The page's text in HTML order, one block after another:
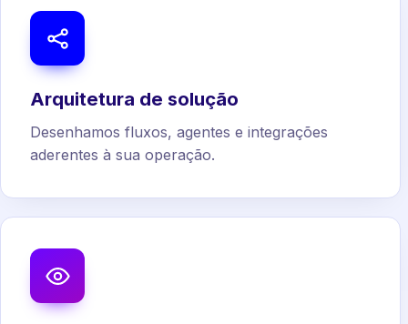
Arquitetura de solução
Desenhamos fluxos, agentes e integrações
aderentes à sua operação.